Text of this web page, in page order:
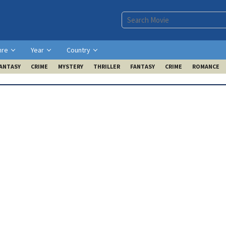
Year Country
CRIME MYSTERY THRILLER FANTASY CRIME ROMANCE